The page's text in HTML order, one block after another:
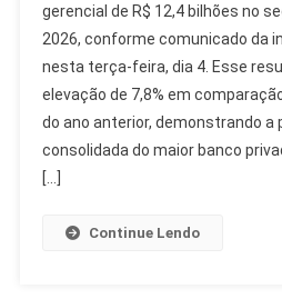
Tem
Lucro
Recorrente
De
R$
12,4
gerencial de R$ 12,4 bilhões no
2026, conforme comunicado da
nesta terça-feira, dia 4. Esse
elevação de 7,8% em
do ano anterior, demonstrando a
consolidada do maior banco
[…]
Continue Lendo